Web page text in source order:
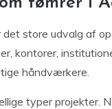
store udvalg af
kontorer,
håndværkere.
typer projekter.